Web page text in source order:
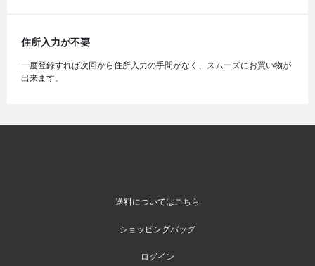
住所入力が不要
一度登録すれば次回から住所入力の手間がなく、スムーズにお買い物が
出来ます。
送料についてはこちら
ショッピングバッグ
ログイン